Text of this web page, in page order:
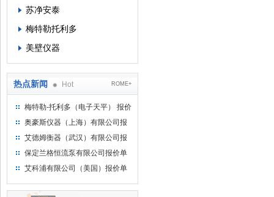
苏净安泰
梅特勒托利多
美壁仪器
热点新闻 Hot ROME+
梅特勒-托利多（电子天平） 报价
单
奥豪斯仪器（上海）有限公司报
价单
艾德姆衡器（武汉）有限公司报
价单
保定兰格恒流泵有限公司报价单
艾科浦有限公司（美国）报价单